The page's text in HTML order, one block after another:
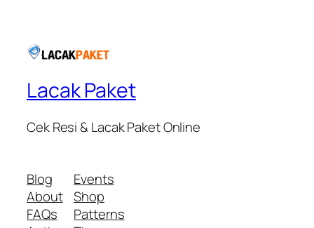
Lacak Paket
Cek Resi & Lacak Paket Online
Blog
About
FAQs
Events
Shop
Patterns